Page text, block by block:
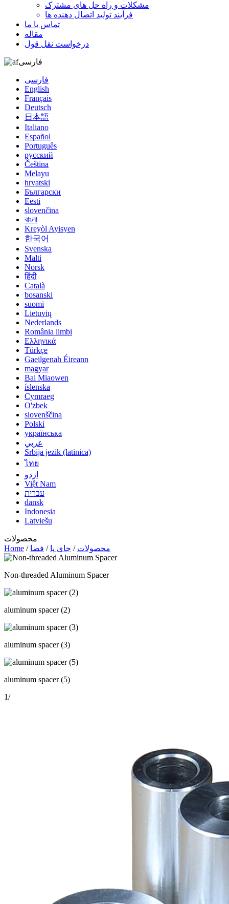
مشکلات و راه حل های مشترک
فرآیند تولید اتصال دهنده ها
تماس با ما
مقاله
درخواست نقل قول
فارسی
فارسی
English
Français
Deutsch
日本語
Italiano
Español
Português
русский
Čeština
Melayu
hrvatski
Български
Eesti
slovenčina
বাংলা
Kreyòl Ayisyen
한국어
Svenska
Malti
Norsk
हिंदी
Català
bosanski
suomi
Lietuvių
Nederlands
România limbi
Ελληνικά
Türkçe
Gaeilgenah Éireann
magyar
Bai Miaowen
íslenska
Cymraeg
O'zbek
slovenščina
Polski
українська
عربي
Srbija jezik (latinica)
ไทย
اردو
Việt Nam
עברית
dansk
Indonesia
Latviešu
محصولات
Home / محصولات / جای پا / فضا
Non-threaded Aluminum Spacer
aluminum spacer (2)
aluminum spacer (3)
aluminum spacer (5)
1/